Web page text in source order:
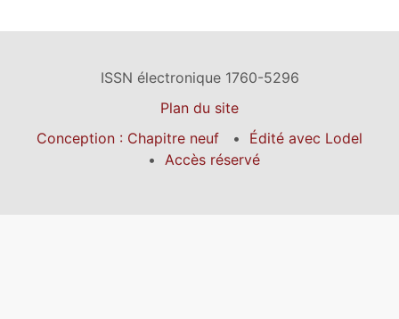
ISSN électronique 1760-5296
Plan du site
Conception : Chapitre neuf
Édité avec Lodel
Accès réservé